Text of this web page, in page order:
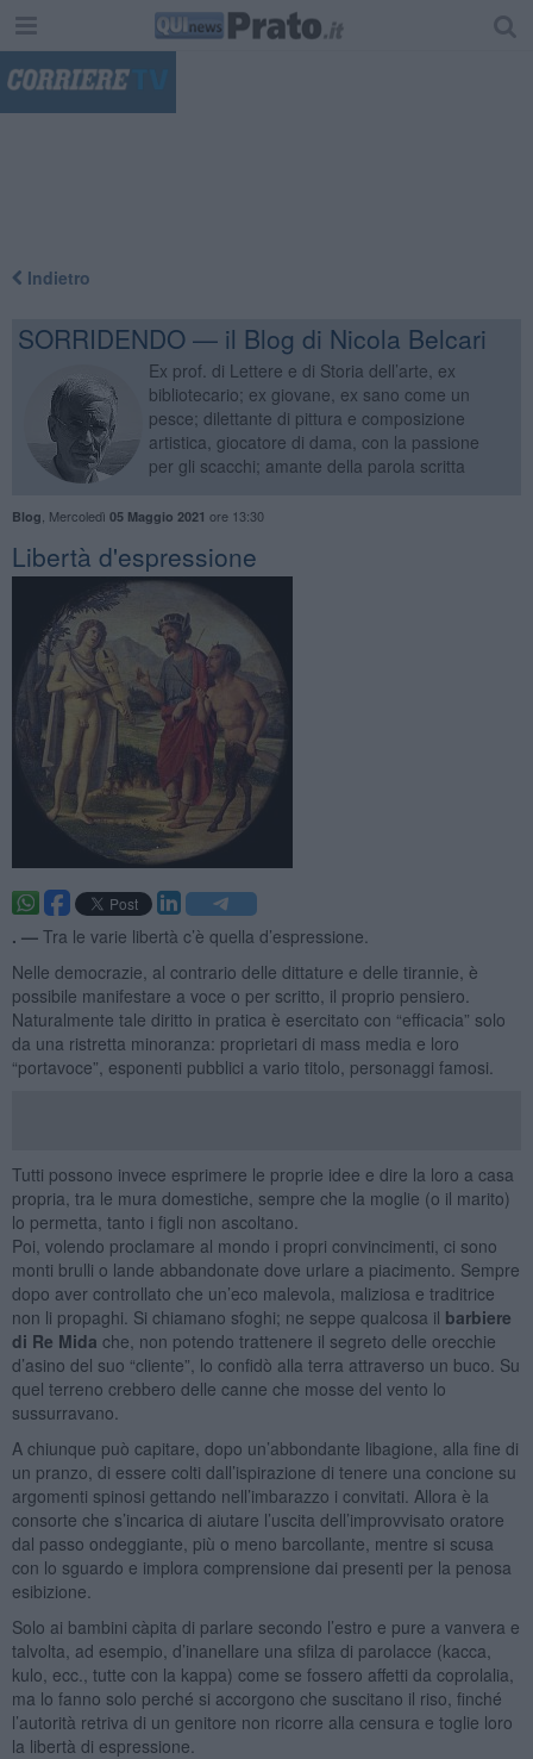
Indietro
SORRIDENDO — il Blog di Nicola Belcari
Ex prof. di Lettere e di Storia dell’arte, ex
bibliotecario; ex giovane, ex sano come un
pesce; dilettante di pittura e composizione
artistica, giocatore di dama, con la passione
per gli scacchi; amante della parola scritta
Blog Mercoledì 05 Maggio 2021 ore 13:30
Libertà d'espressione
. — Tra le varie libertà c’è quella d’espressione.
Nelle democrazie, al contrario delle dittature e delle tirannie, è
possibile manifestare a voce o per scritto, il proprio pensiero.
Naturalmente tale diritto in pratica è esercitato con “efficacia” solo
da una ristretta minoranza: proprietari di mass media e loro
“portavoce”, esponenti pubblici a vario titolo, personaggi famosi.
Tutti possono invece esprimere le proprie idee e dire la loro a casa
propria, tra le mura domestiche, sempre che la moglie (o il marito)
lo permetta, tanto i figli non ascoltano.
Poi, volendo proclamare al mondo i propri convincimenti, ci sono
monti brulli o lande abbandonate dove urlare a piacimento. Sempre
dopo aver controllato che un’eco malevola, maliziosa e traditrice
non li propaghi. Si chiamano sfoghi; ne seppe qualcosa il barbiere
di Re Mida che, non potendo trattenere il segreto delle orecchie
d’asino del suo “cliente”, lo confidò alla terra attraverso un buco. Su
quel terreno crebbero delle canne che mosse del vento lo
sussurravano.
A chiunque può capitare, dopo un’abbondante libagione, alla fine di
un pranzo, di essere colti dall’ispirazione di tenere una concione su
argomenti spinosi gettando nell’imbarazzo i convitati. Allora è la
consorte che s’incarica di aiutare l’uscita dell’improvvisato oratore
dal passo ondeggiante, più o meno barcollante, mentre si scusa
con lo sguardo e implora comprensione dai presenti per la penosa
esibizione.
Solo ai bambini càpita di parlare secondo l’estro e pure a vanvera e
talvolta, ad esempio, d’inanellare una sfilza di parolacce (kacca,
kulo, ecc., tutte con la kappa) come se fossero affetti da coprolalia,
ma lo fanno solo perché si accorgono che suscitano il riso, finché
l’autorità retriva di un genitore non ricorre alla censura e toglie loro
la libertà di espressione.